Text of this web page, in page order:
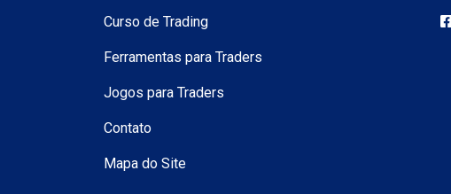
Curso de Trading
Ferramentas para Traders
Jogos para Traders
Contato
Mapa do Site